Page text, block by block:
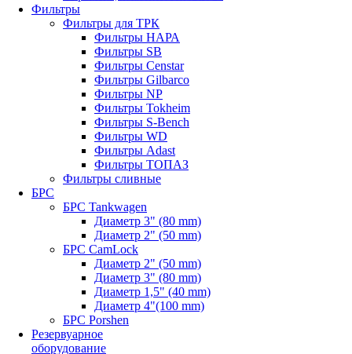
Фильтры
Фильтры для ТРК
Фильтры НАРА
Фильтры SB
Фильтры Censtar
Фильтры Gilbarco
Фильтры NP
Фильтры Tokheim
Фильтры S-Bench
Фильтры WD
Фильтры Adast
Фильтры ТОПАЗ
Фильтры сливные
БРС
БРС Tankwagen
Диаметр 3" (80 mm)
Диаметр 2" (50 mm)
БРС CamLock
Диаметр 2" (50 mm)
Диаметр 3" (80 mm)
Диаметр 1,5" (40 mm)
Диаметр 4"(100 mm)
БРС Porshen
Резервуарное
оборудование